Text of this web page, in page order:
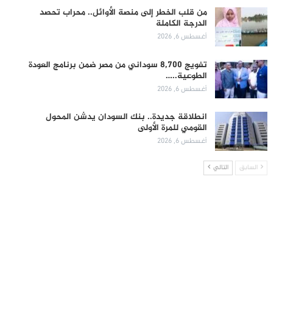
من قلب الخطر إلى منصة الأوائل.. محراب تحصد
الدرجة الكاملة
أغسطس 6, 2026
تفويج 8,700 سوداني من مصر ضمن برنامج العودة
الطوعية..…
أغسطس 6, 2026
انطلاقة جديدة.. بنك السودان يدشن المحول
القومي للمرة الأولى
أغسطس 6, 2026
السابق التالي